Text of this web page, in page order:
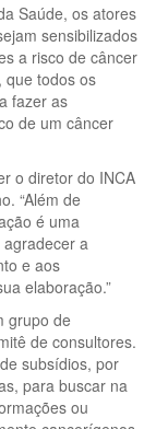
Saúde, os atores
sensibilizados
a risco de câncer
que todos os
fazer as
de um câncer
o diretor do INCA
“Além de
é uma
a
e aos
elaboração.”
grupo de
de consultores.
subsídios, por
para buscar na
ou